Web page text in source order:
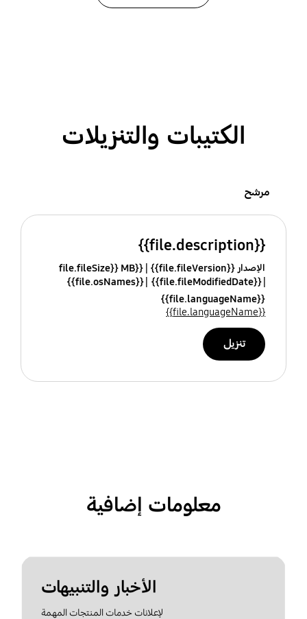
الكتيبات والتنزيلات
مرشح
{{file.description}}
الإصدار {{file.fileVersion}}
{{file.fileSize}} MB
{{file.fileModifiedDate}}
{{file.osNames}}
{{file.languageName}}
{{file.languageName}}
تنزيل
معلومات إضافية
الأخبار والتنبيهات
لإعلانات خدمات المنتجات المهمة